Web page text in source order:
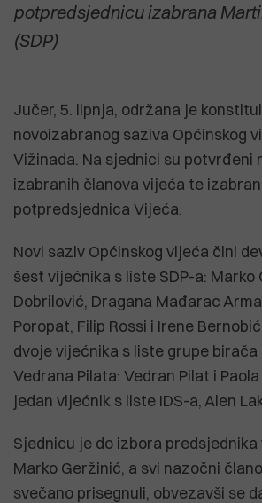
potpredsjednicu izabrana
(SDP)
Jučer, 5. lipnja, održana je
novoizabranog saziva Općinskog
Vižinada. Na sjednici su potvrđeni
izabranih članova vijeća te
potpredsjednica Vijeća.
Novi saziv Općinskog vijeća čini
šest vijećnika s liste SDP-a:
Dobrilović, Dragana Mađarac
Poropat, Filip Rossi i Irene
dvoje vijećnika s liste grupe
Vedrana Pilata: Vedran Pilat i
jedan vijećnik s liste IDS-a, Alen
Sjednicu je do izbora
Marko Geržinić, a svi nazočni
svečano prisegnuli, obvezavši se